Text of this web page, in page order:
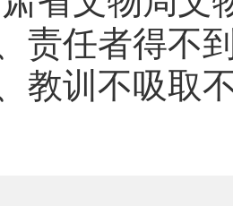
责任者得不
教训不吸取